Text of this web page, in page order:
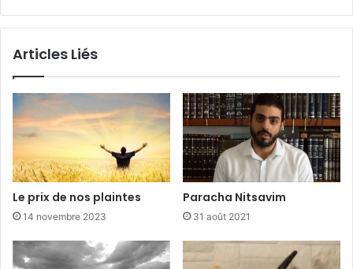
Articles Liés
Le prix de nos plaintes
14 novembre 2023
Paracha Nitsavim
31 août 2021